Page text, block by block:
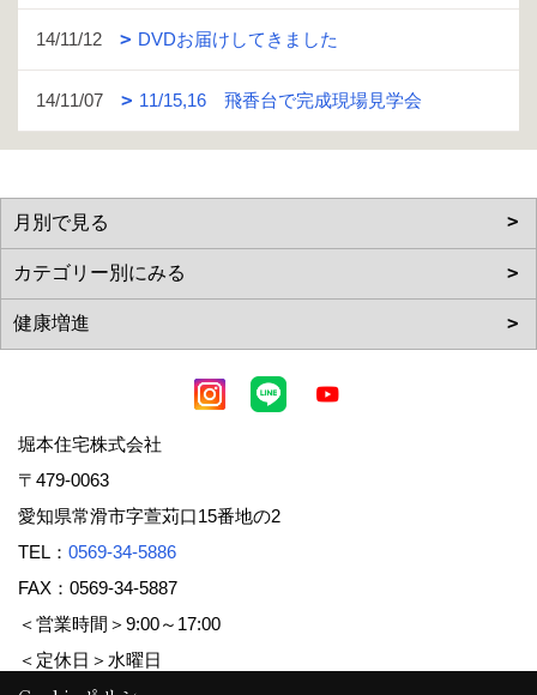
14/11/12 DVDお届けしてきました
14/11/07 11/15,16 飛香台で完成現場見学会
堀本住宅株式会社
〒479-0063
愛知県常滑市字萱苅口15番地の2
TEL： 0569-34-5886
FAX：0569-34-5887
＜営業時間＞9:00～17:00
＜定休日＞水曜日